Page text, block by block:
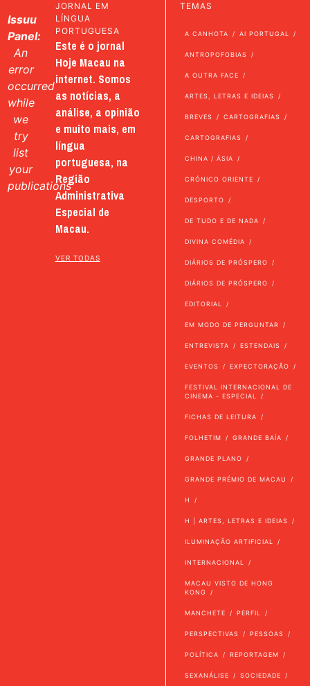
Issuu
Panel:
An
error
occurred
while
we
try
list
your
publications
JORNAL EM
LÍNGUA
PORTUGUESA
Este é o jornal
Hoje Macau na
internet. Somos
as notícias, a
análise, a opinião
e muito mais, em
língua
portuguesa, na
Região
Administrativa
Especial de
Macau.
VER TODAS
TEMAS
A CANHOTA AI PORTUGAL
ANTROPOFOBIAS
A OUTRA FACE
ARTES, LETRAS E IDEIAS
BREVES CARTOGRAFIAS
CARTOGRAFIAS
CHINA / ÁSIA
CRÓNICO ORIENTE
DESPORTO
DE TUDO E DE NADA
DIVINA COMÉDIA
DIÁRIOS DE PRÓSPERO
DIÁRIOS DE PRÓSPERO
EDITORIAL
EM MODO DE PERGUNTAR
ENTREVISTA ESTENDAIS
EVENTOS EXPECTORAÇÃO
FESTIVAL INTERNACIONAL DE
CINEMA - ESPECIAL
FICHAS DE LEITURA
FOLHETIM GRANDE BAÍA
GRANDE PLANO
GRANDE PRÉMIO DE MACAU
H
H | ARTES, LETRAS E IDEIAS
ILUMINAÇÃO ARTIFICIAL
INTERNACIONAL
MACAU VISTO DE HONG
KONG
MANCHETE PERFIL
PERSPECTIVAS PESSOAS
POLÍTICA REPORTAGEM
SEXANÁLISE SOCIEDADE